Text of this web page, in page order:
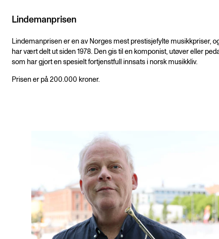
Lindemanprisen
Lindemanprisen er en av Norges mest prestisjefylte musikkpriser,
har vært delt ut siden 1978. Den gis til en komponist, utøver eller
som har gjort en spesielt fortjenstfull innsats i norsk musikkliv.
Prisen er på 200.000 kroner.